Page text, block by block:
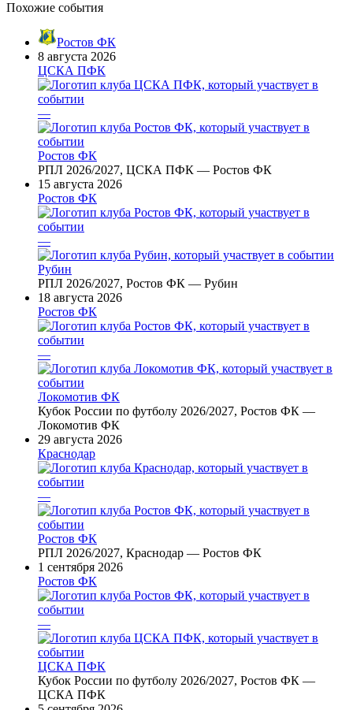
Похожие события
Ростов ФК
8 августа 2026
ЦСКА ПФК
—
Ростов ФК
РПЛ 2026/2027, ЦСКА ПФК — Ростов ФК
15 августа 2026
Ростов ФК
—
Рубин
РПЛ 2026/2027, Ростов ФК — Рубин
18 августа 2026
Ростов ФК
—
Локомотив ФК
Кубок России по футболу 2026/2027, Ростов ФК —
Локомотив ФК
29 августа 2026
Краснодар
—
Ростов ФК
РПЛ 2026/2027, Краснодар — Ростов ФК
1 сентября 2026
Ростов ФК
—
ЦСКА ПФК
Кубок России по футболу 2026/2027, Ростов ФК —
ЦСКА ПФК